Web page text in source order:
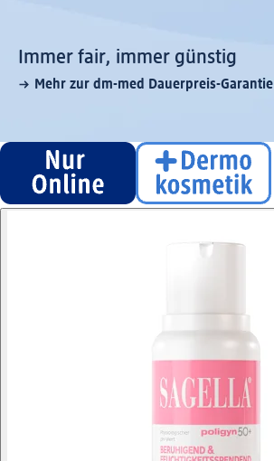
Immer fair,­ immer günstig
Mehr zur dm-med Dauerpreis-Garantie